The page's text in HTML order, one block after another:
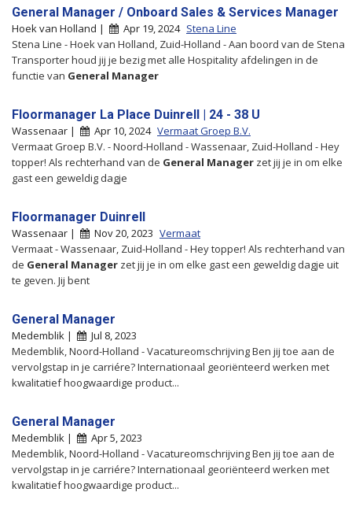
General Manager / Onboard Sales & Services Manager
Hoek van Holland | Apr 19, 2024 Stena Line
Stena Line - Hoek van Holland, Zuid-Holland - Aan boord van de Stena
Transporter houd jij je bezig met alle Hospitality afdelingen in de
functie van General Manager
Floormanager La Place Duinrell | 24 - 38 U
Wassenaar | Apr 10, 2024 Vermaat Groep B.V.
Vermaat Groep B.V. - Noord-Holland - Wassenaar, Zuid-Holland - Hey
topper! Als rechterhand van de General Manager zet jij je in om elke
gast een geweldig dagje
Floormanager Duinrell
Wassenaar | Nov 20, 2023 Vermaat
Vermaat - Wassenaar, Zuid-Holland - Hey topper! Als rechterhand van
de General Manager zet jij je in om elke gast een geweldig dagje uit
te geven. Jij bent
General Manager
Medemblik |
Jul 8, 2023
Medemblik, Noord-Holland - Vacatureomschrijving Ben jij toe aan de
vervolgstap in je carriére? Internationaal georiënteerd werken met
kwalitatief hoogwaardige product...
General Manager
Medemblik |
Apr 5, 2023
Medemblik, Noord-Holland - Vacatureomschrijving Ben jij toe aan de
vervolgstap in je carriére? Internationaal georiënteerd werken met
kwalitatief hoogwaardige product...